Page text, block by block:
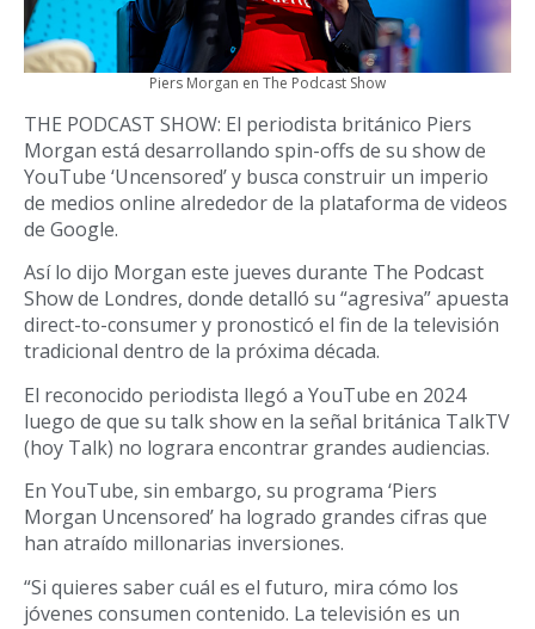
Piers Morgan en The Podcast Show
THE PODCAST SHOW: El periodista británico Piers
Morgan está desarrollando spin-offs de su show de
YouTube ‘Uncensored’ y busca construir un imperio
de medios online alrededor de la plataforma de videos
de Google.
Así lo dijo Morgan este jueves durante The Podcast
Show de Londres, donde detalló su “agresiva” apuesta
direct-to-consumer y pronosticó el fin de la televisión
tradicional dentro de la próxima década.
El reconocido periodista llegó a YouTube en 2024
luego de que su talk show en la señal británica TalkTV
(hoy Talk) no lograra encontrar grandes audiencias.
En YouTube, sin embargo, su programa ‘Piers
Morgan Uncensored’ ha logrado grandes cifras que
han atraído millonarias inversiones.
“Si quieres saber cuál es el futuro, mira cómo los
jóvenes consumen contenido. La televisión es un